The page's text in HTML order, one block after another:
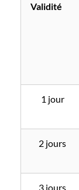
Validité
1 jour
2 jours
3 jours